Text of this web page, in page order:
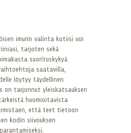
imurin valinta kotiisi voi
tarjoten sekä
suorituskykyä.
saatavilla,
löytyy täydellinen
on tarjonnut yleiskatsauksen
huomioitavista
että teet tietoon
kodin siivouksen